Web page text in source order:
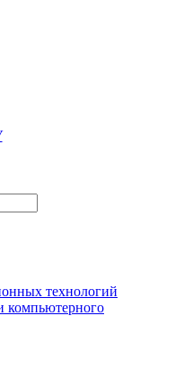
технологий
компьютерного